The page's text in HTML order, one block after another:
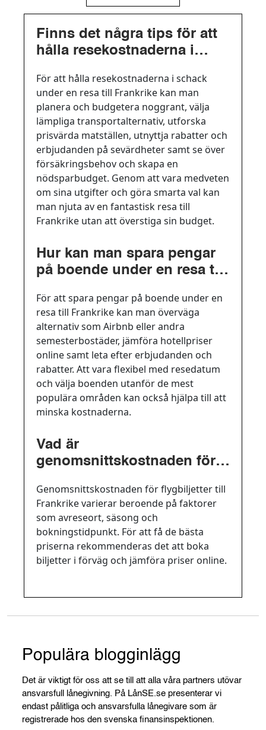
Finns det några tips för att
hålla resekostnaderna i
Frankrike?
För att hålla resekostnaderna i schack
under en resa till Frankrike kan man
planera och budgetera noggrant, välja
lämpliga transportalternativ, utforska
prisvärda matställen, utnyttja rabatter och
erbjudanden på sevärdheter samt se över
försäkringsbehov och skapa en
nödsparbudget. Genom att vara medveten
om sina utgifter och göra smarta val kan
man njuta av en fantastisk resa till
Frankrike utan att överstiga sin budget.
Hur kan man spara pengar
på boende under en resa till
För att spara pengar på boende under en
resa till Frankrike kan man överväga
alternativ som Airbnb eller andra
semesterbostäder, jämföra hotellpriser
online samt leta efter erbjudanden och
rabatter. Att vara flexibel med resedatum
och välja boenden utanför de mest
populära områden kan också hjälpa till att
minska kostnaderna.
Vad är
genomsnittskostnaden för
Genomsnittskostnaden för flygbiljetter till
Frankrike varierar beroende på faktorer
som avreseort, säsong och
bokningstidpunkt. För att få de bästa
priserna rekommenderas det att boka
biljetter i förväg och jämföra priser online.
Populära blogginlägg
Det är viktigt för oss att se till att alla våra partners utövar
ansvarsfull lånegivning. På LånSE.se presenterar vi
endast pålitliga och ansvarsfulla lånegivare som är
registrerade hos den svenska finansinspektionen.